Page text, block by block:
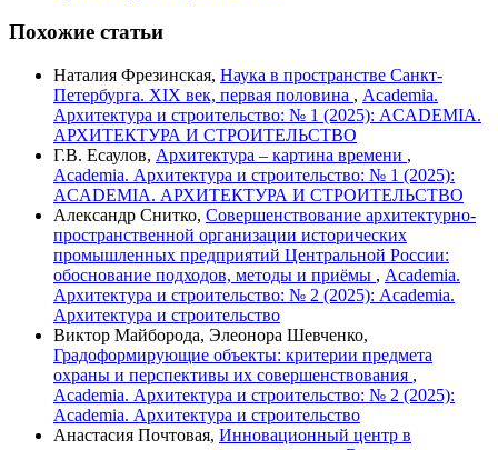
Похожие статьи
Наталия Фрезинская, Наука в пространстве Санкт-
Петербурга. XIX век, первая половина , Academia.
Архитектура и строительство: № 1 (2025): ACADEMIA.
АРХИТЕКТУРА И СТРОИТЕЛЬСТВО
Г.В. Есаулов, Архитектура – картина времени ,
Academia. Архитектура и строительство: № 1 (2025):
ACADEMIA. АРХИТЕКТУРА И СТРОИТЕЛЬСТВО
Александр Снитко, Совершенствование архитектурно-
пространственной организации исторических
промышленных предприятий Центральной России:
обоснование подходов, методы и приёмы , Academia.
Архитектура и строительство: № 2 (2025): Academia.
Архитектура и строительство
Виктор Майборода, Элеонора Шевченко,
Градоформирующие объекты: критерии предмета
охраны и перспективы их совершенствования ,
Academia. Архитектура и строительство: № 2 (2025):
Academia. Архитектура и строительство
Анастасия Почтовая, Инновационный центр в